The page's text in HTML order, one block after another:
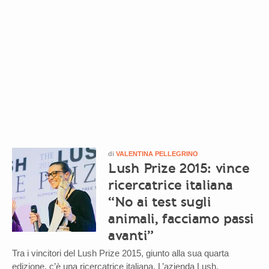
di VALENTINA PELLEGRINO
Lush Prize 2015: vince
ricercatrice italiana
“No ai test sugli
animali, facciamo passi
avanti”
Tra i vincitori del Lush Prize 2015, giunto alla sua quarta
edizione, c’è una ricercatrice italiana. L’azienda Lush,